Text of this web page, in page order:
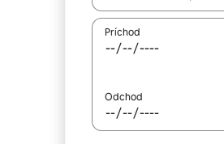
Príchod
Odchod